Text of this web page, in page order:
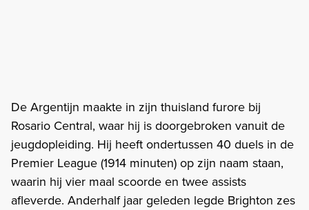
De Argentijn maakte in zijn thuisland furore bij
Rosario Central, waar hij is doorgebroken vanuit de
jeugdopleiding. Hij heeft ondertussen 40 duels in de
Premier League (1914 minuten) op zijn naam staan,
waarin hij vier maal scoorde en twee assists
afleverde. Anderhalf jaar geleden legde Brighton zes